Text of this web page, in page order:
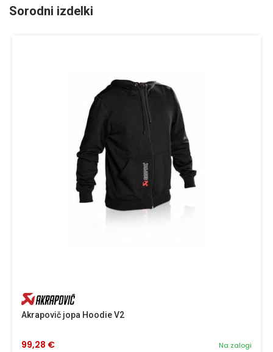
Sorodni izdelki
Akrapovič jopa Hoodie V2
Na zalogi
99,28 €